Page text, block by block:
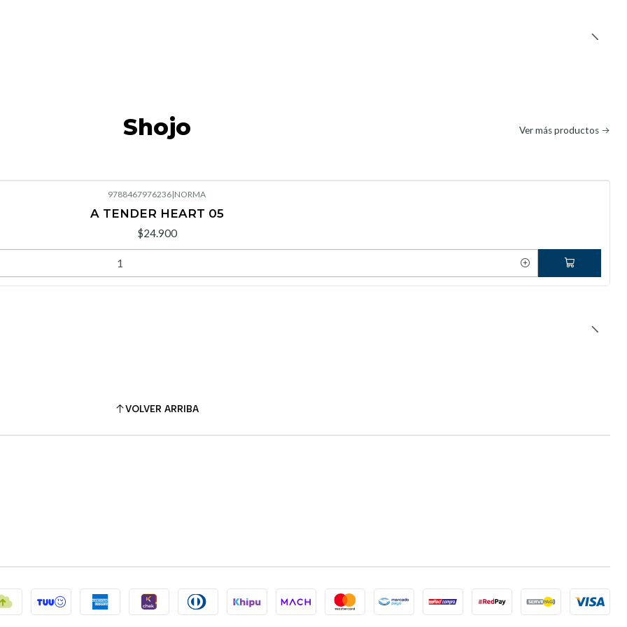
Shojo Ver más productos
9788467976236|NORMA
A TENDER HEART 05
$24.900
VOLVER ARRIBA